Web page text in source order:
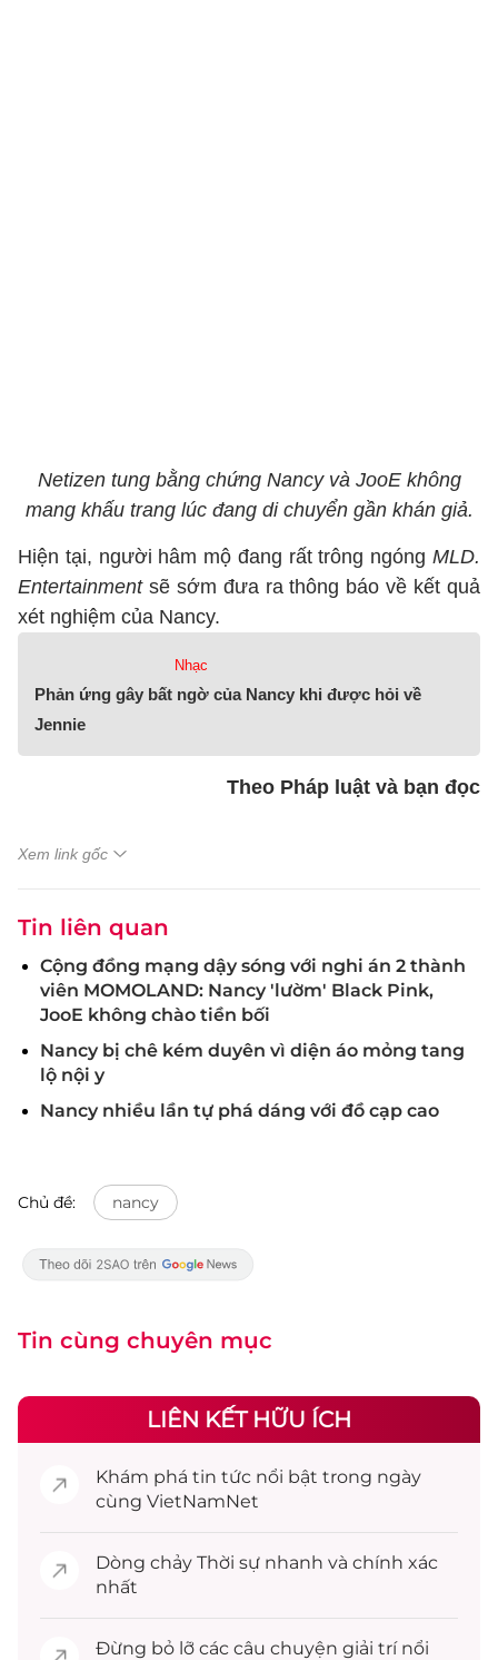
Netizen tung bằng chứng Nancy và JooE không
mang khấu trang lúc đang di chuyển gần khán giả.
Hiện tại, người hâm mộ đang rất trông ngóng MLD.
Entertainmentsẽ sớm đưa ra thông báo về kết quả
xét nghiệm của Nancy.
Nhạc
Phản ứng gây bất ngờ của Nancy khi được hỏi về
Jennie
Theo Pháp luật và bạn đọc
Xem link gốc
Tin liên quan
Cộng đồng mạng dậy sóng với nghi án 2 thành
viên MOMOLAND: Nancy 'lườm' Black Pink,
JooE không chào tiền bối
Nancy bị chê kém duyên vì diện áo mỏng tang
lộ nội y
Nancy nhiều lần tự phá dáng với đồ cạp cao
Chủ đề: nancy
Tin cùng chuyên mục
LIÊN KẾT HỮU ÍCH
Khám phá tin tức nổi bật trong ngày
cùng VietNamNet
Dòng chảy Thời sự nhanh và chính xác
nhất
Đừng bỏ lỡ các câu chuyện giải trínổi